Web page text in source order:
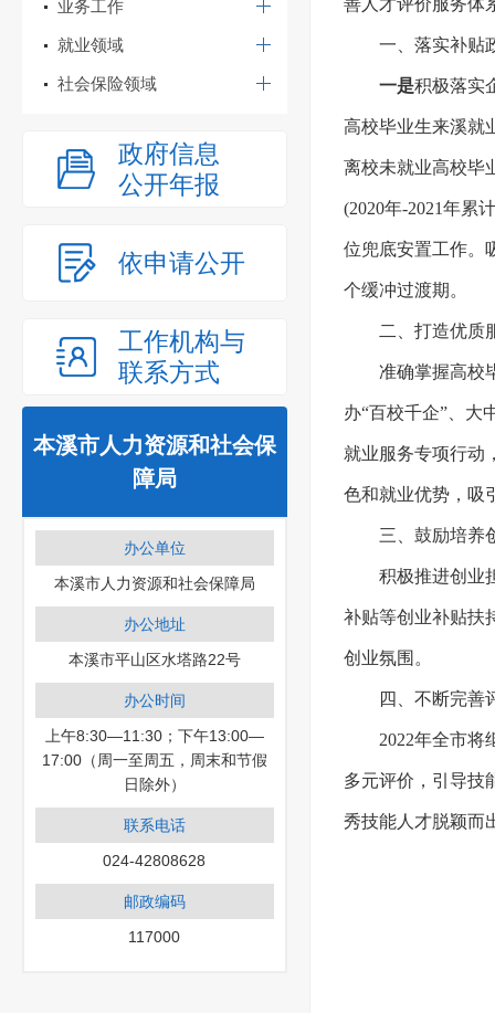
业务工作
就业领域
社会保险领域
政府信息
公开年报
依申请公开
工作机构与
联系方式
本溪市人力资源和社会保
障局
办公单位
本溪市人力资源和社会保障局
办公地址
本溪市平山区水塔路22号
办公时间
上午8:30—11:30；下午13:00—
17:00（周一至周五，周末和节假
日除外）
联系电话
024-42808628
邮政编码
117000
善人才评价服务体
一、落实补贴
一是积极落实
高校毕业生来溪就
离校未就业高校毕
(2020年-2021年累
位兜底安置工作。
个缓冲过渡期。
二、打造优质
准确掌握高校
办“百校千企”、大
就业服务专项行动
色和就业优势，吸
三、鼓励培养
积极推进创业
补贴等创业补贴扶
创业氛围。
四、不断完善
2022年全市将
多元评价，引导技
秀技能人才脱颖而